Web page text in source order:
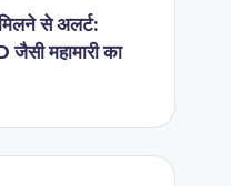
से अलर्ट:
जैसी महामारी का